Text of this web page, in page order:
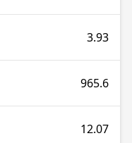
3.93
965.6
12.07